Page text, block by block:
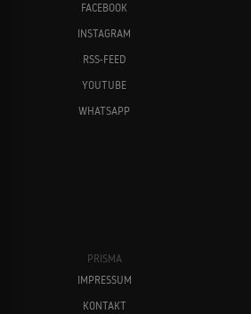
FACEBOOK
INSTAGRAM
RSS-FEED
YOUTUBE
WHATSAPP
PRISMA
IMPRESSUM
KONTAKT